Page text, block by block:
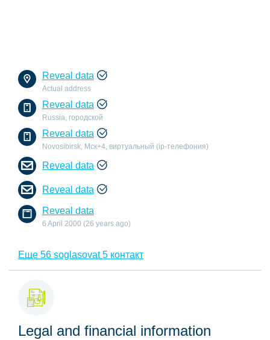
Reveal data
Actual address
Reveal data
Russia, городской
Reveal data
Novosibirsk, Мск+4, виртуальный (ip-телефония)
Reveal data
Reveal data
Reveal data
6 April 2000 (26 years ago)
Еще 56 soglasovat 5 контакт
Legal and financial information